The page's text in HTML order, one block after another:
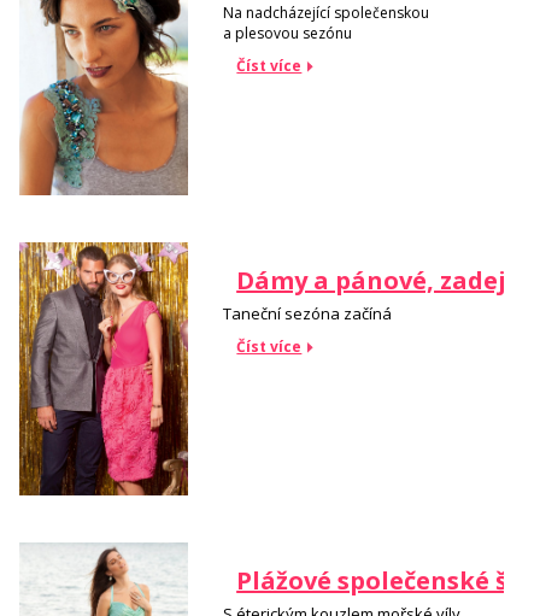
Na nadcházející společenskou
a plesovou sezónu
Číst více
Dámy a pánové, zadejte
Taneční sezóna začíná
Číst více
Plážové společenské